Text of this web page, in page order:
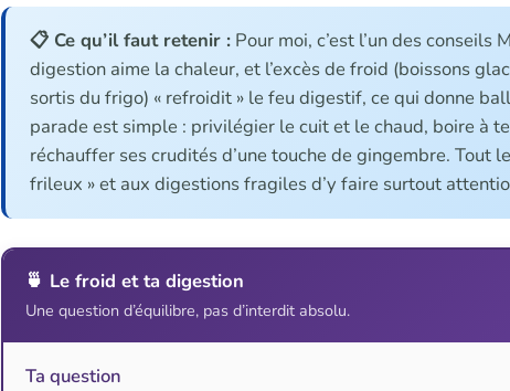
📋 Ce qu’il faut retenir : Pour moi, c’est l’un des
digestion aime la chaleur, et l’excès de froid (boissons
sortis du frigo) « refroidit » le feu digestif, ce qui donne
parade est simple : privilégier le cuit et le chaud, boire à
réchauffer ses crudités d’une touche de gingembre. Tout
frileux » et aux digestions fragiles d’y faire surtout
🍵 Le froid et ta digestion
Une question d’équilibre, pas d’interdit absolu.
Ta question